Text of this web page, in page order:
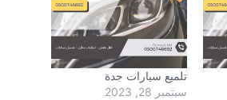
تلميع سيارات جدة
سبتمبر 28, 2023